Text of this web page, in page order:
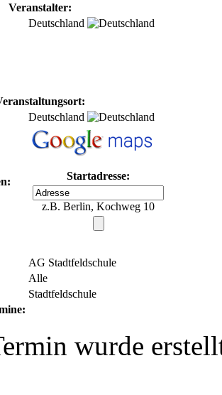
Veranstalter:
Deutschland
Deutschland
Startadresse:
z.B. Berlin, Kochweg 10
AG Stadtfeldschule
Alle
Stadtfeldschule
wurde